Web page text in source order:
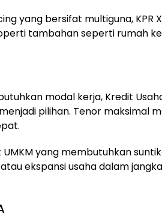
yang bersifat multiguna, KPR
tambahan seperti rumah
modal kerja, Kredit
pilihan. Tenor maksimal
yang membutuhkan
ekspansi usaha dalam